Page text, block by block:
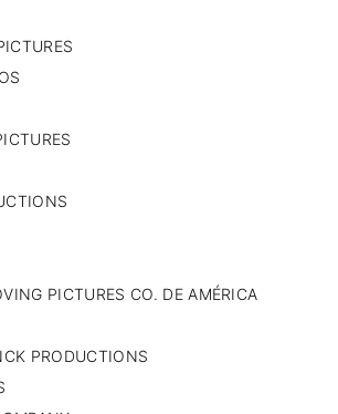
PICTURES CO. DE AMÉRICA
PRODUCTIONS